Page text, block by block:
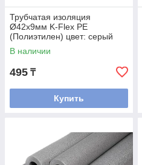
Трубчатая изоляция
Ø42х9мм K-Flex PE
(Полиэтилен) цвет: серый
В наличии
495 ₸
Купить